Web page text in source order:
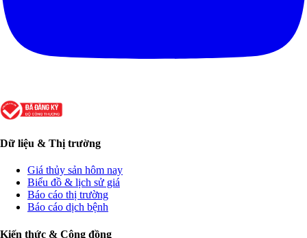
Dữ liệu & Thị trường
Giá thủy sản hôm nay
Biểu đồ & lịch sử giá
Báo cáo thị trường
Báo cáo dịch bệnh
Kiến thức & Cộng đồng